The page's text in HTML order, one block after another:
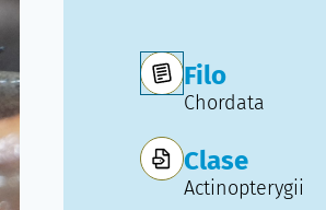
Filo
Chordata
Clase
Actinopterygii